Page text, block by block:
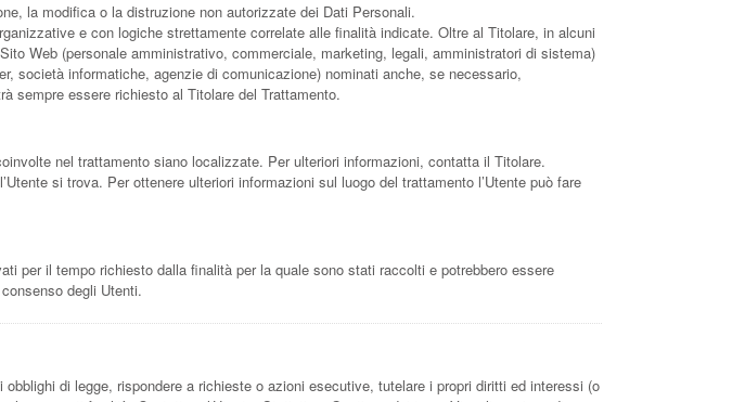
la modifica o la distruzione non autorizzate dei Dati Personali.
e con logiche strettamente correlate alle finalità indicate. Oltre al Titolare, in alcuni
Web (personale amministrativo, commerciale, marketing, legali, amministratori di sistema)
società informatiche, agenzie di comunicazione) nominati anche, se necessario,
sempre essere richiesto al Titolare del Trattamento.
nel trattamento siano localizzate. Per ulteriori informazioni, contatta il Titolare.
si trova. Per ottenere ulteriori informazioni sul luogo del trattamento l’Utente può fare
per il tempo richiesto dalla finalità per la quale sono stati raccolti e potrebbero essere
degli Utenti.
di legge, rispondere a richieste o azioni esecutive, tutelare i propri diritti ed interessi (o